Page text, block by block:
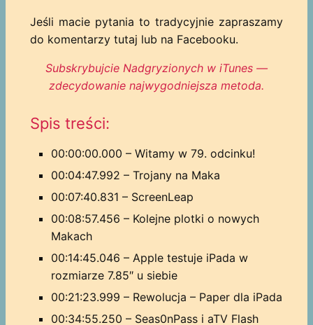
Jeśli macie pytania to tradycyjnie zapraszamy
do komentarzy tutaj lub na Facebooku.
Subskrybujcie Nadgryzionych w iTunes —
zdecydowanie najwygodniejsza metoda.
Spis treści:
00:00:00.000 – Witamy w 79. odcinku!
00:04:47.992 – Trojany na Maka
00:07:40.831 – ScreenLeap
00:08:57.456 – Kolejne plotki o nowych
Makach
00:14:45.046 – Apple testuje iPada w
rozmiarze 7.85″ u siebie
00:21:23.999 – Rewolucja – Paper dla iPada
00:34:55.250 – Seas0nPass i aTV Flash